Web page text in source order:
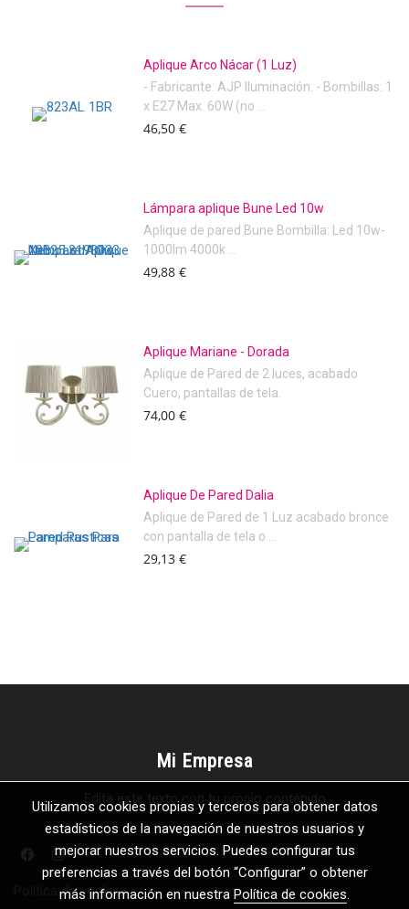
Aplique Arco Nácar (1 Luz)
- Fabricante: AJP Iluminación. - Bombillas: 1
x E27 Max. 60W (no ...
46,50 €
Lámpara aplique Bune Led 10w
Aplique de pared Bune Bombilla: Led 10w-
49,88 €
Aplique Mariane - Dorada
Aplique de Pared de 2 luces, acabado
Cuero, pantallas de tela.
74,00 €
Aplique De Pared Dalia
Aplique de Pared de 1 Luz acabado bronce
con pantalla de tela o ...
29,13 €
Mi Empresa
Edita este texto con tu propio contenido
Política de cookies
Utilizamos cookies propias y terceros para obtener datos
estadísticos de la navegación de nuestros usuarios y
mejorar nuestros servicios. Puedes configurar tus
preferencias a través del botón “Configurar” o obtener
más información en nuestra Política de cookies